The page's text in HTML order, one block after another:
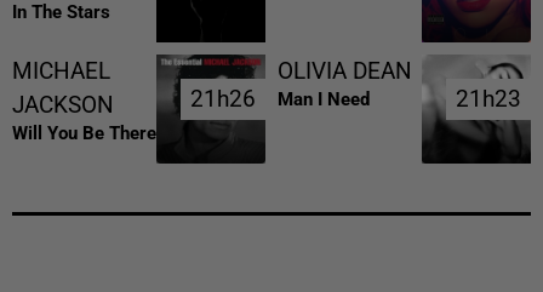
In The Stars
MICHAEL
JACKSON
Will You Be There
21h26
21h26
OLIVIA DEAN
Man I Need 21h23
21h23